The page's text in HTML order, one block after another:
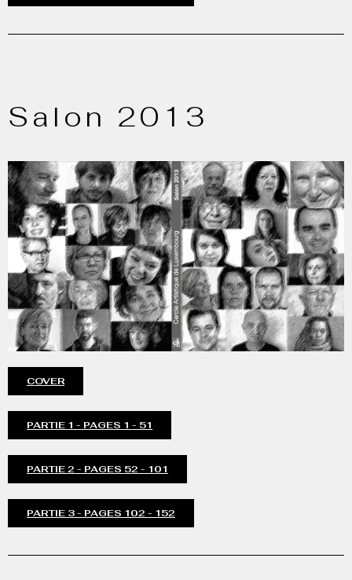
Salon 2013
COVER
PARTIE 1 - PAGES 1 - 51
PARTIE 2 - PAGES 52 - 101
PARTIE 3 - PAGES 102 - 152